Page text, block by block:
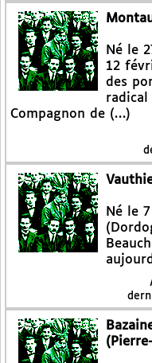
Né le
12
des
radical
Compagnon de (…)
Né le